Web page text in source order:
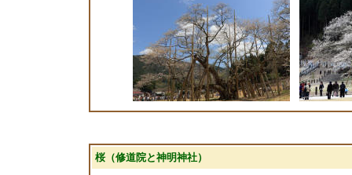
桜（修道院と神明神社）